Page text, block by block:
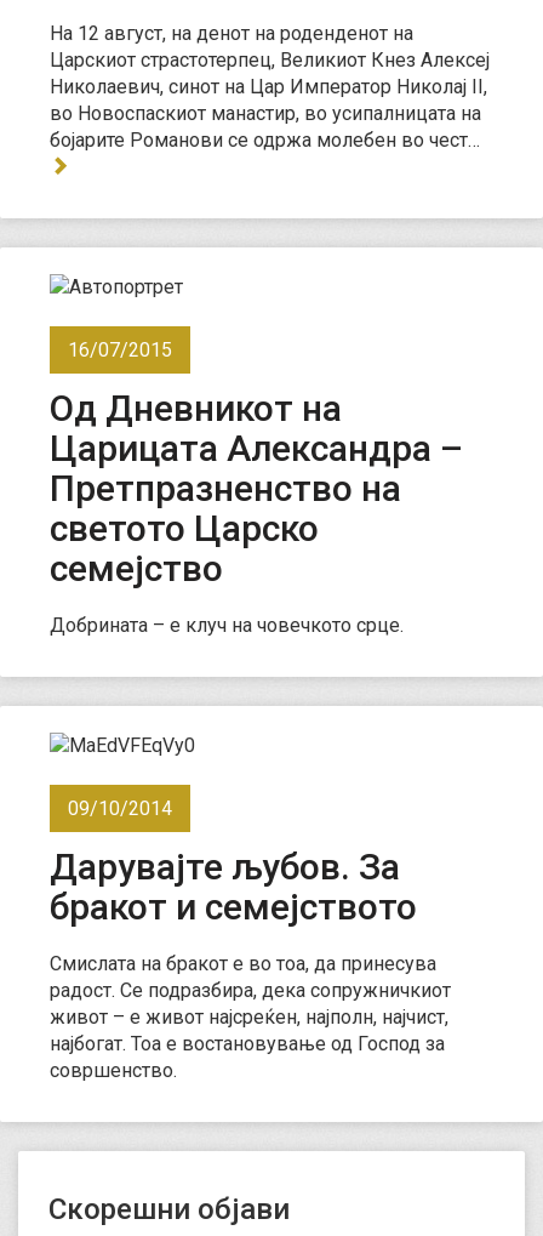
На 12 август, на денот на роденденот на
Царскиот страстотерпец, Великиот Кнез Алексеј
Николаевич, синот на Цар Император Николај II,
во Новоспаскиот манастир, во усипалницата на
бојарите Романови се одржа молебен во чест…
16/07/2015
Од Дневникот на
Царицата Александра –
Претпразненство на
светото Царско
семејство
Добрината – е клуч на човечкото срце.
09/10/2014
Дарувајте љубов. За
бракот и семејството
Смислата на бракот е во тоа, да принесува
радост. Се подразбира, дека сопружничкиот
живот – е живот најсреќен, најполн, најчист,
најбогат. Тоа е востановување од Господ за
совршенство.
Скорешни објави